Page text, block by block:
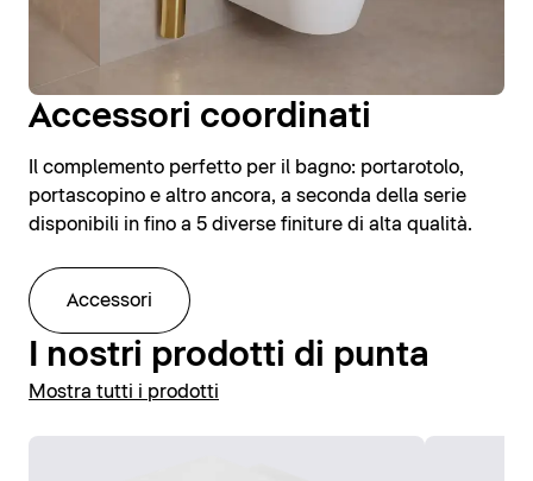
Accessori coordinati
Il complemento perfetto per il bagno: portarotolo,
portascopino e altro ancora, a seconda della serie
disponibili in fino a 5 diverse finiture di alta qualità.
Accessori
I nostri prodotti di punta
Mostra tutti i prodotti